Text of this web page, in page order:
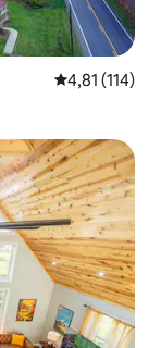
Średnia
4,81 (114)